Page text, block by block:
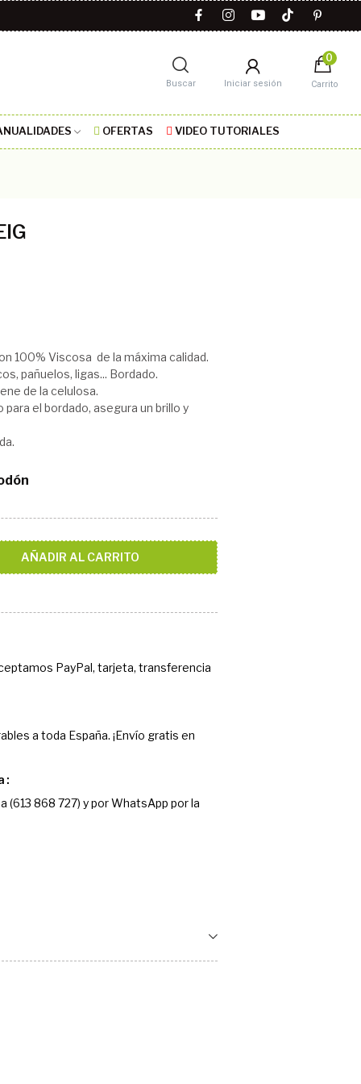
Buscar Iniciar sesión
0
Carrito
OFERTAS VIDEO TUTORIALES
100% Viscosa de la máxima calidad.
pañuelos, ligas... Bordado.
de la celulosa.
el bordado, asegura un brillo y
AÑADIR AL CARRITO
PayPal, tarjeta, transferencia
a toda España. ¡Envío gratis en
(613 868 727) y por WhatsApp por la